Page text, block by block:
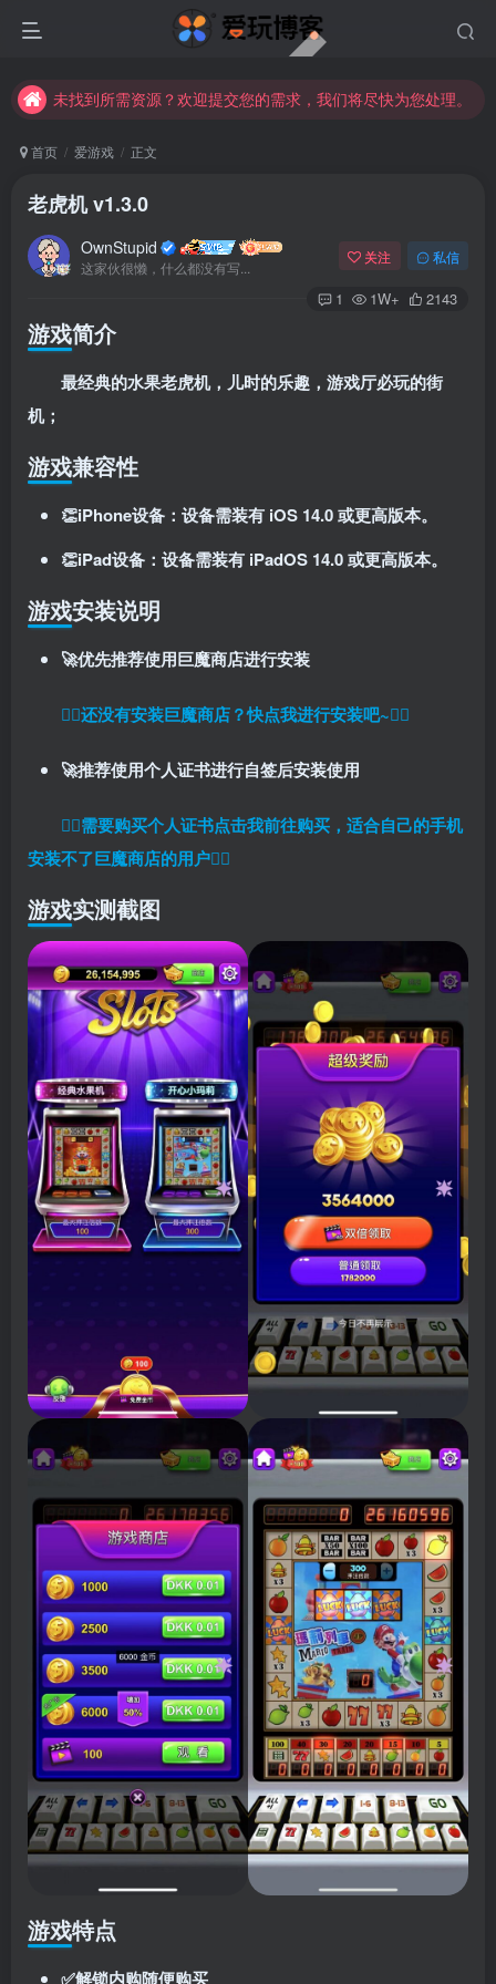
未找到所需资源？欢迎提交您的需求，我们将尽快为您处理。
苹果手机用户没有巨魔商店的点击此处获取保姆级安装教程
未找到所需资源？欢迎提交您的需求，我们将尽快为您处理。
首页 爱游戏 正文
老虎机 v1.3.0
OwnStupid
这家伙很懒，什么都没有写...
关注 私信
1 1W+ 2143
游戏简介
最经典的水果老虎机，儿时的乐趣，游戏厅必玩的街
机；
游戏兼容性
👏iPhone设备：设备需装有 iOS 14.0 或更高版本。
👏iPad设备：设备需装有 iPadOS 14.0 或更高版本。
游戏安装说明
🚀优先推荐使用巨魔商店进行安装
👉🏼还没有安装巨魔商店？快点我进行安装吧~👈🏼
🚀推荐使用个人证书进行自签后安装使用
👉🏼需要购买个人证书点击我前往购买，适合自己的手机
安装不了巨魔商店的用户👈🏼
游戏实测截图
游戏特点
✅解锁内购随便购买